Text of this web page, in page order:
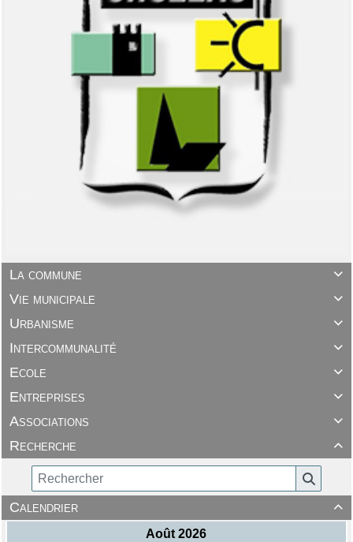

La commune

Vie municipale

Urbanisme

Intercommunalité

Ecole

Entreprises

Associations

Recherche

Calendrier